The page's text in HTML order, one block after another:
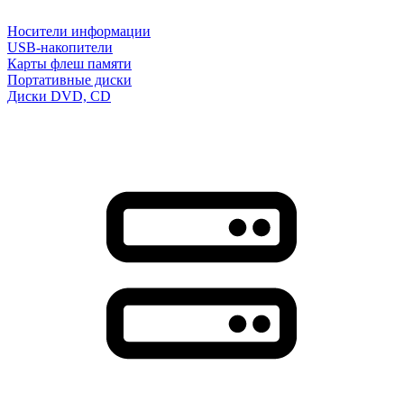
Носители информации
USB-накопители
Карты флеш памяти
Портативные диски
Диски DVD, CD